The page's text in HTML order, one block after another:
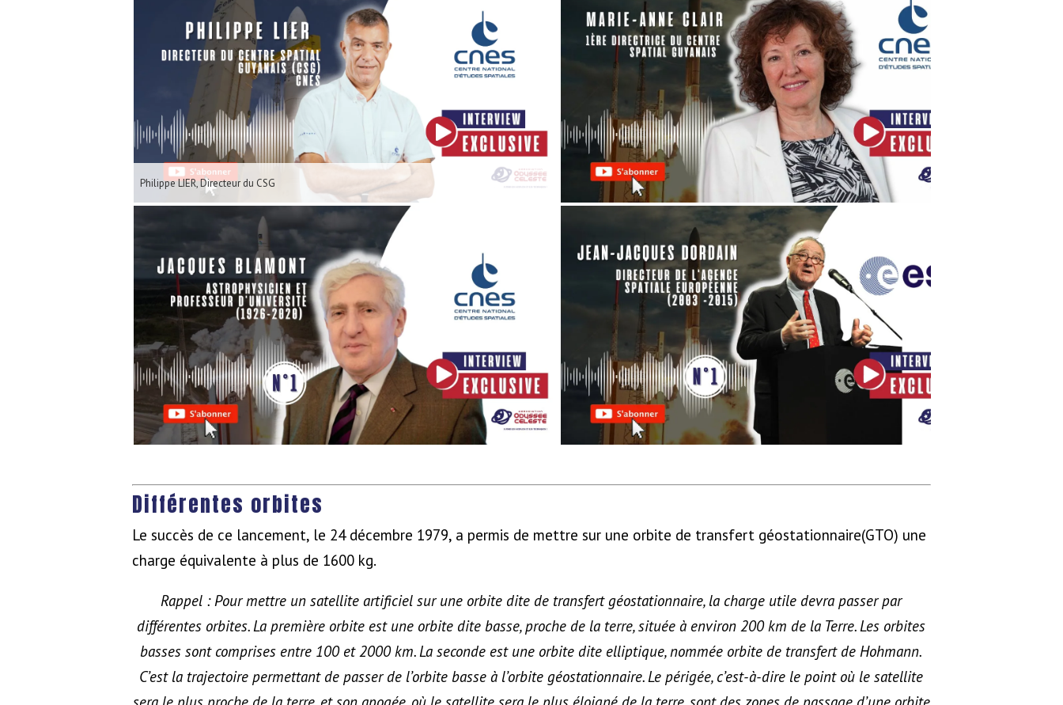
Philippe LIER, Directeur du CSG
Différentes orbites
Le succès de ce lancement, le 24 décembre 1979, a permis de mettre sur une orbite de transfert géostationnaire(GTO) une
charge équivalente à plus de 1600 kg.
Rappel : Pour mettre un satellite artificiel sur une orbite dite de transfert géostationnaire, la charge utile devra passer par
différentes orbites. La première orbite est une orbite dite basse, proche de la terre, située à environ 200 km de la Terre. Les orbites
basses sont comprises entre 100 et 2000 km. La seconde est une orbite dite elliptique, nommée orbite de transfert de Hohmann.
C’est la trajectoire permettant de passer de l’orbite basse à l’orbite géostationnaire. Le périgée, c’est-à-dire le point où le satellite